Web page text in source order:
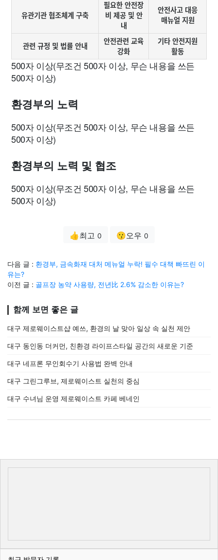
유관기관 협조체계 구축
필요한 안전장
비 제공 및 안
내
안전사고 대응
매뉴얼 지원
관련 규정 및 법률 안내
안전관련 교육
강화
기타 안전지원
활동
500자 이상(무조건 500자 이상, 무슨 내용을 쓰든
500자 이상)
환경부의 노력
500자 이상(무조건 500자 이상, 무슨 내용을 쓰든
500자 이상)
환경부의 노력 및 협조
500자 이상(무조건 500자 이상, 무슨 내용을 쓰든
500자 이상)
👍최고 0 😗오우 0
다음 글 : 환경부, 금속화재 대처 메뉴얼 누락! 필수 대책 빠뜨린 이
유는?
이전 글 : 골프장 농약 사용량, 전년比 2.6% 감소한 이유는?
함께 보면 좋은 글
대구 제로웨이스트샵 예쓰, 환경의 날 맞아 일상 속 실천 제안
대구 동인동 더커먼, 친환경 라이프스타일 공간의 새로운 기준
대구 네프론 무인회수기 사용법 완벽 안내
대구 그린그루브, 제로웨이스트 실천의 중심
대구 수녀님 운영 제로웨이스트 카페 베네인